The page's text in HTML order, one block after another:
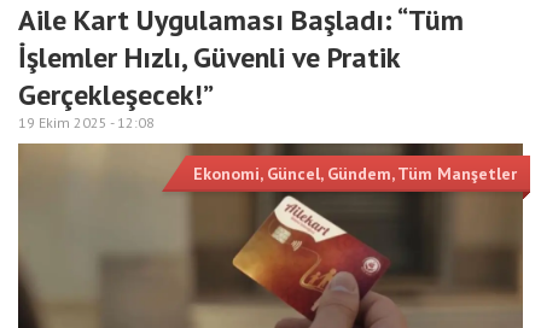
Aile Kart Uygulaması Başladı: “Tüm
İşlemler Hızlı, Güvenli ve Pratik
Gerçekleşecek!”
19 Ekim 2025 - 12:08
Ekonomi, Güncel, Gündem,Tüm Manşetler